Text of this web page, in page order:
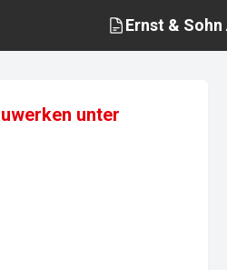
Ernst & Sohn
unter